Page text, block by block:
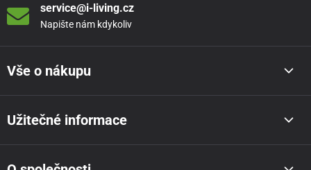
service@i-living.cz
Napište nám kdykoliv
Vše o nákupu
Užitečné informace